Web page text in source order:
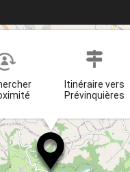
Itinéraire vers
Prévinquières